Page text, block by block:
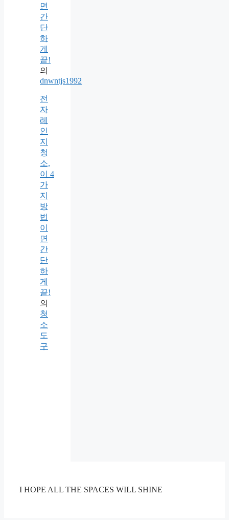
면
간
단
하
게
끝!
의
dnwntjs1992
전
자
레
인
지
청
소,
이 4
가
지
방
법
이
면
간
단
하
게
끝!
의
청
소
도
구
I HOPE ALL THE SPACES WILL SHINE